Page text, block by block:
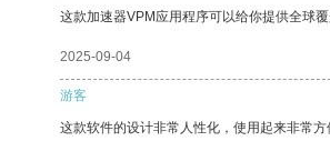
这款加速器VPM应用程序可以给你提供全球覆
2025-09-04
游客
这款软件的设计非常人性化，使用起来非常方